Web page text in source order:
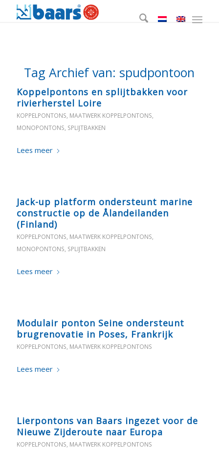
Tag Archief van: spudpontoon
Koppelpontons en splijtbakken voor
rivierherstel Loire
KOPPELPONTONS, MAATWERK KOPPELPONTONS,
MONOPONTONS, SPLIJTBAKKEN
Lees meer
Jack-up platform ondersteunt marine
constructie op de Ålandeilanden
(Finland)
KOPPELPONTONS, MAATWERK KOPPELPONTONS,
MONOPONTONS, SPLIJTBAKKEN
Lees meer
Modulair ponton Seine ondersteunt
brugrenovatie in Poses, Frankrijk
KOPPELPONTONS, MAATWERK KOPPELPONTONS
Lees meer
Lierpontons van Baars ingezet voor de
Nieuwe Zijderoute naar Europa
KOPPELPONTONS, MAATWERK KOPPELPONTONS